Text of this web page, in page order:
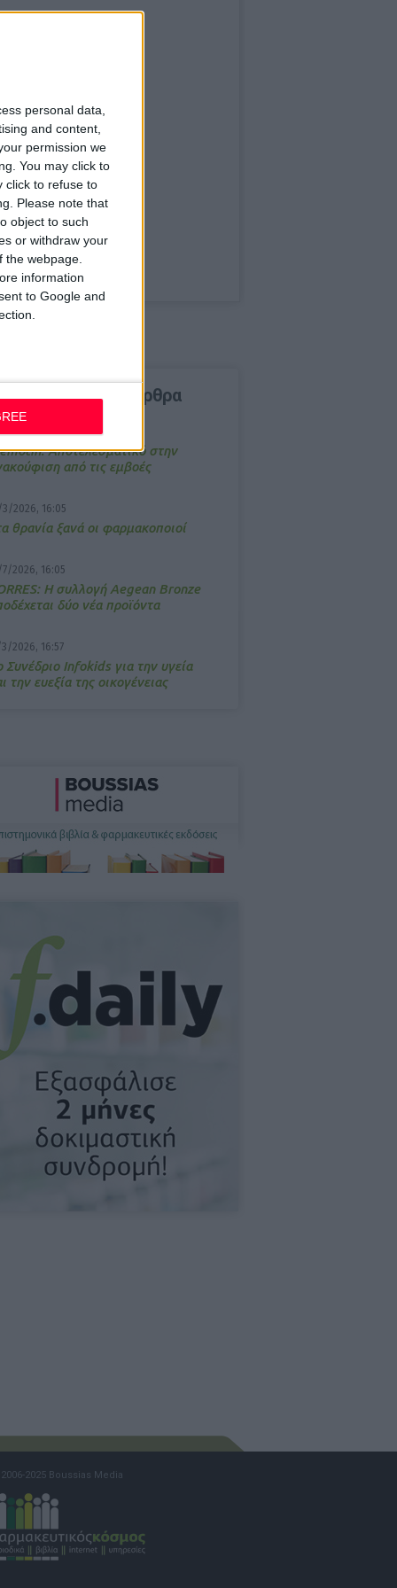
personal data,
and content,
permission we
You may click to
click to refuse to
Please note that
object to such
or withdraw your
webpage.
information
to Google and
δημοφιλέστερα άρθρα
2026, 17:25
Αποτελεσματικό στην
από τις εμβοές
3/2026, 16:05
θρανία ξανά οι φαρμακοποιοί
7/2026, 16:05
Η συλλογή Aegean Bronze
δύο νέα προϊόντα
3/2026, 16:57
Συνέδριο Infokids για την υγεία
την ευεξία της οικογένειας
2025 Boussias Media